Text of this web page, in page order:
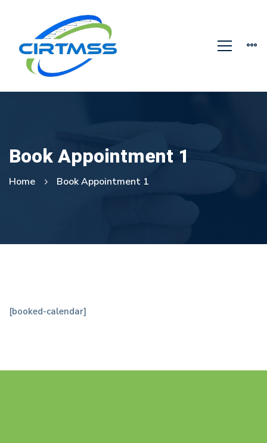
Book Appointment 1
Home Book Appointment 1
Book
1
[booked-calendar]